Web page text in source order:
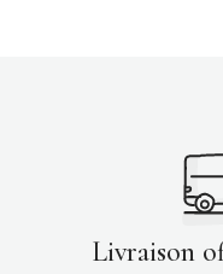
Livraison